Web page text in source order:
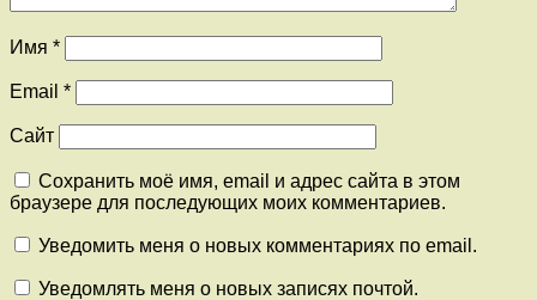
Имя *
Email *
Сайт
Сохранить моё имя, email и адрес сайта в этом
браузере для последующих моих комментариев.
Уведомить меня о новых комментариях по email.
Уведомлять меня о новых записях почтой.